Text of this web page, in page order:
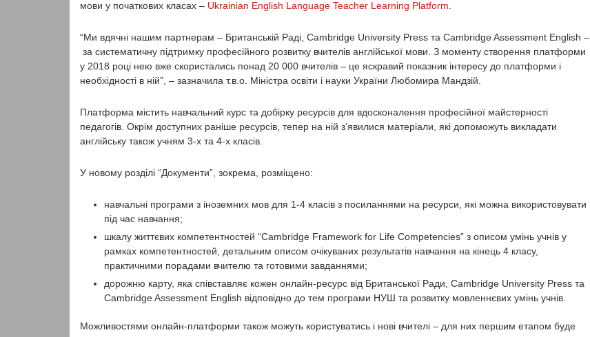
мови у початкових класах – Ukrainian English Language Teacher Learning Platform
“Ми вдячні нашим партнерам – Британській Раді, Cambridge University Press та Cambridge Assessment English –
за систематичну підтримку професійного розвитку вчителів англійської мови. З моменту створення платформи
у 2018 році нею вже скористались понад 20 000 вчителів – це яскравий показник інтересу до платформи і
необхідності в ній”, – зазначила т.в.о. Міністра освіти і науки України Любомира Мандзій.
Платформа містить навчальний курс та добірку ресурсів для вдосконалення професійної майстерності
педагогів. Окрім доступних раніше ресурсів, тепер на ній з’явилися матеріали, які допоможуть викладати
англійську також учням 3-х та 4-х класів.
У новому розділі “Документи”, зокрема, розміщено:
навчальні програми з іноземних мов для 1-4 класів з посиланнями на ресурси, які можна використовувати
під час навчання;
шкалу життєвих компетентностей “Cambridge Framework for Life Competencies” з описом умінь учнів у
рамках компетентностей, детальним описом очікуваних результатів навчання на кінець 4 класу,
практичними порадами вчителю та готовими завданнями;
дорожню карту, яка співставляє кожен онлайн-ресурс від Британської Ради, Cambridge University Press та
Cambridge Assessment English відповідно до тем програми НУШ та розвитку мовленнєвих умінь учнів.
Можливостями онлайн-платформи також можуть користуватись і нові вчителі – для них першим етапом буде